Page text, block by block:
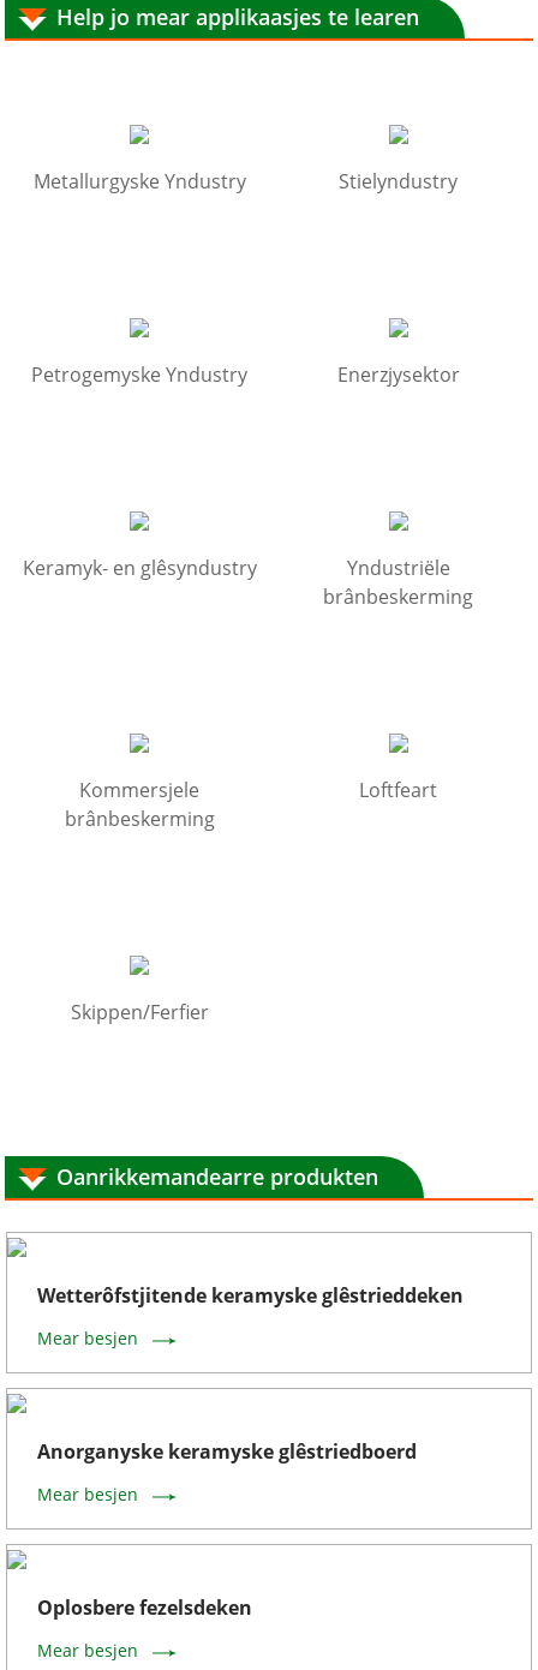
Help jo mear applikaasjes te learen
Metallurgyske Yndustry Stielyndustry
Petrogemyske Yndustry Enerzjysektor
Keramyk- en glêsyndustry
Yndustriële
brânbeskerming
Kommersjele
brânbeskerming
Loftfeart
Skippen/Ferfier
Oanrikkemandearre produkten
Wetterôfstjitende keramyske glêstrieddeken
Mear besjen
Anorganyske keramyske glêstriedboerd
Mear besjen
Oplosbere fezelsdeken
Mear besjen